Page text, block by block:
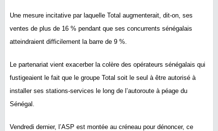
Une mesure incitative par laquelle Total augmenterait, dit-on, ses
ventes de plus de 16 % pendant que ses concurrents sénégalais
atteindraient difficilement la barre de 9 %.
Le partenariat vient exacerber la colère des opérateurs sénégalais qui
fustigeaient le fait que le groupe Total soit le seul à être autorisé à
installer ses stations-services le long de l’autoroute à péage du
Sénégal.
Vendredi dernier, l’ASP est montée au créneau pour dénoncer, ce